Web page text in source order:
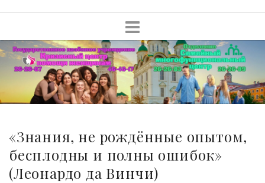
«Знания, не рождённые опытом,
бесплодны и полны ошибок»
(Леонардо да Винчи)